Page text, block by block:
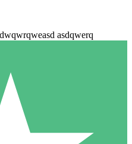
asdqwerq